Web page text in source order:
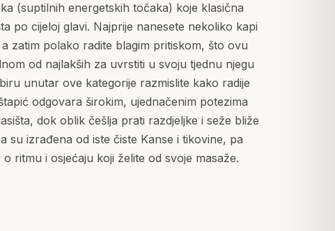
(suptilnih energetskih točaka) koje klasična
po cijeloj glavi. Najprije nanesete nekoliko kapi
zatim polako radite blagim pritiskom, što ovu
od najlakših za uvrstiti u svoju tjednu njegu
unutar ove kategorije razmislite kako radije
odgovara širokim, ujednačenim potezima
dok oblik češlja prati razdjeljke i seže bliže
su izrađena od iste čiste Kanse i tikovine, pa
ritmu i osjećaju koji želite od svoje masaže.